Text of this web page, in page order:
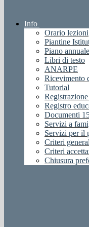
Info
Orario lezioni
Piantine
Piano
Libri di testo
ANARPE
Ricevimento
Tutorial
Registro
Documenti
Servizi a
Servizi per il
Criteri
Criteri
Chiusura